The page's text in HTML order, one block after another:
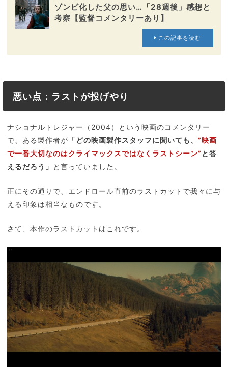
ゾンビ化した父の思い…「28週後」感想と
考察【監督コメンタリーあり】
この記事を読む
悪い点：ラストが投げやり
ナショナルトレジャー（2004）という映画のコメンタリー
で、ある製作者が 「どの映画製作スタッフに聞いても、 ”映画
で一番大切なのはクライマックスではなくラストシーン”と答
えるだろう」 と言っていました。
正にその通りで、エンドロール直前のラストカットで我々に与
える印象は相当なものです。
さて、本作のラストカットはこれです。